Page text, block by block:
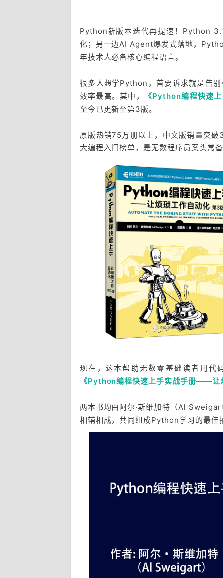
Python新版本迭代再提速！Python
化；另一边AI Agent爆发式落地，
年技术人必备核心编程语言。
很多人想学Python，首要诉求就是告
效率最高。其中，
《Python编程快速
至今已更新至第3版。
原版热销75万册以上，中文版销量突
大编程入门榜单，是无数程序员案头常
现在，这本帮助无数零基础读者用
《Python编程快速上手实战手册——让
两本书均由阿尔·斯维加特（Al
相辅相成，共同组成Python学习的最佳